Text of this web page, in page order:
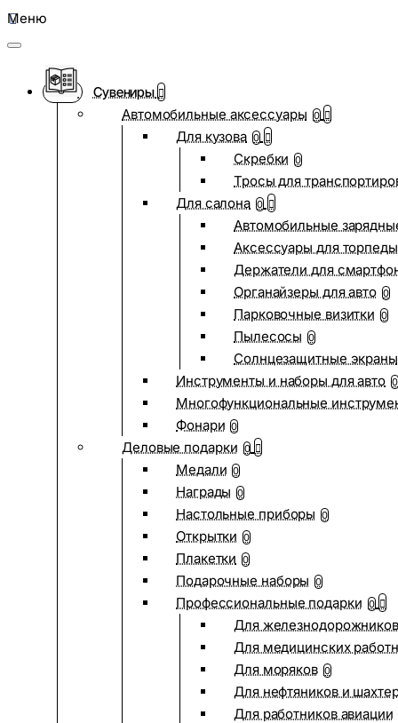
Меню
Сувениры
Автомобильные аксессуары 0
Для кузова 0
Скребки 0
Тросы для
Для салона 0
Автомобильные
Аксессуары для
Держатели для
Органайзеры для авто 0
Парковочные визитки 0
Пылесосы 0
Солнцезащитные экраны
Инструменты и наборы для авто 0
Многофункциональные
Фонари 0
Деловые подарки 0
Медали 0
Награды 0
Настольные приборы 0
Открытки 0
Плакетки 0
Подарочные наборы 0
Профессиональные подарки 0
Для железнодорожников
Для медицинских
Для моряков 0
Для нефтяников и
Для работников авиации